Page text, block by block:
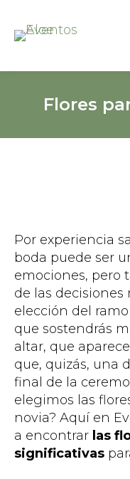
Flores
Por experiencia
boda puede ser
emociones, pero
de las decisiones
elección del ramo
que sostendrás
altar, que
que, quizás, una
final de la
elegimos las
novia? Aquí en
a encontrar las
significativas